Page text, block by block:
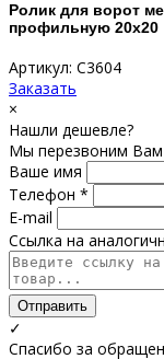
Ролик для ворот
профильную 20х20
Артикул: С3604
Заказать
×
Нашли дешевле?
Мы перезвоним
Ваше имя
Телефон *
E-mail
Ссылка на
Отправить
✓
Спасибо за